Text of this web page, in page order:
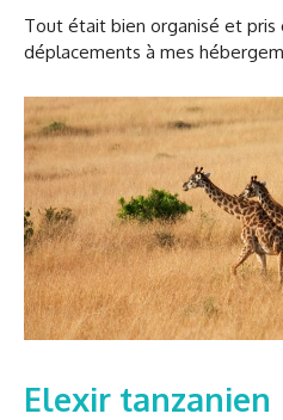
Tout était bien organisé et
déplacements à mes
Elexir tanzanien